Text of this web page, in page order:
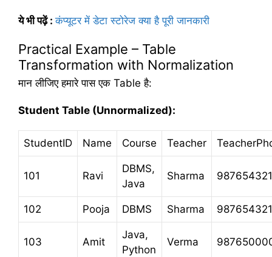
ये भी पढ़ें :कंप्यूटर में डेटा स्टोरेज क्या है पूरी जानकारी
Practical Example – Table
Transformation with Normalization
मान लीजिए हमारे पास एक Table है:
Student Table (Unnormalized):
StudentID Name Course Teacher
101 Ravi
DBMS,
Java
Sharma
102 Pooja DBMS Sharma
103 Amit
Java,
Python
Verma